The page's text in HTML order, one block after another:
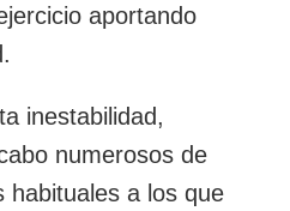
aportando
inestabilidad,
numerosos de
habituales a los que